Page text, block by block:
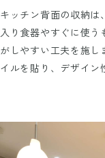
キッチン背面の収納は
入り食器やすぐに使う
がしやすい工夫を施し
イルを貼り、デザイン